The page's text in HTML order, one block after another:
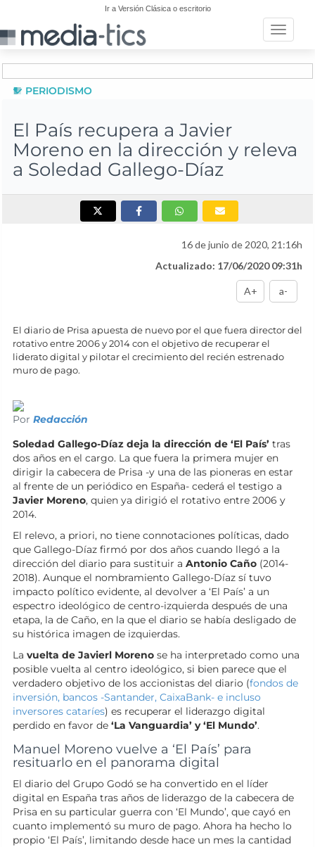
Ir a Versión Clásica o escritorio
Toggle
PERIODISMO
El País recupera a Javier
Moreno en la dirección y releva
a Soledad Gallego-Díaz
16 de junio de 2020, 21:16h
Actualizado: 17/06/2020 09:31h
A+ a-
El diario de Prisa apuesta de nuevo por el que fuera director del
rotativo entre 2006 y 2014 con el objetivo de recuperar el
liderato digital y pilotar el crecimiento del recién estrenado
muro de pago.
Por Redacción
Soledad Gallego-Díaz deja la dirección de ‘El País’ tras
dos años en el cargo. La que fuera la primera mujer en
dirigir la cabecera de Prisa -y una de las pioneras en estar
al frente de un periódico en España- cederá el testigo a
Javier Moreno, quien ya dirigió el rotativo entre 2006 y
2014.
El relevo, a priori, no tiene connotaciones políticas, dado
que Gallego-Díaz firmó por dos años cuando llegó a la
dirección del diario para sustituir a Antonio Caño (2014-
2018). Aunque el nombramiento Gallego-Díaz sí tuvo
impacto político evidente, al devolver a ‘El País’ a un
espectro ideológico de centro-izquierda después de una
etapa, la de Caño, en la que el diario se había desligado de
su histórica imagen de izquierdas.
La vuelta de Javierl Moreno se ha interpretado como una
posible vuelta al centro ideológico, si bien parece que el
verdadero objetivo de los accionistas del diario (fondos de
inversión, bancos -Santander, CaixaBank- e incluso
inversores cataríes) es recuperar el liderazgo digital
perdido en favor de ‘La Vanguardia’ y ‘El Mundo’.
Manuel Moreno vuelve a ‘El País’ para
resituarlo en el panorama digital
El diario del Grupo Godó se ha convertido en el líder
digital en España tras años de liderazgo de la cabecera de
Prisa en su particular guerra con ‘El Mundo’, que cayó en
cuanto implementó su muro de pago. Ahora ha hecho lo
propio ‘El País’, limitando desde hace un mes la cantidad